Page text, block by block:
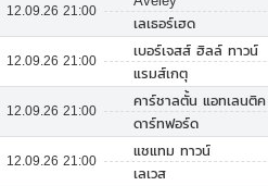
12.09.26 21:00
เลเธอร์เฮด
12.09.26 21:00
เบอร์เจสส์ ฮิลล์ ทาวน์
แรมส์เกตุ
12.09.26 21:00
คาร์ชาลตั้น แอทเลนติค
ดาร์ทฟอร์ด
12.09.26 21:00
แชแทม ทาวน์
เลเวส